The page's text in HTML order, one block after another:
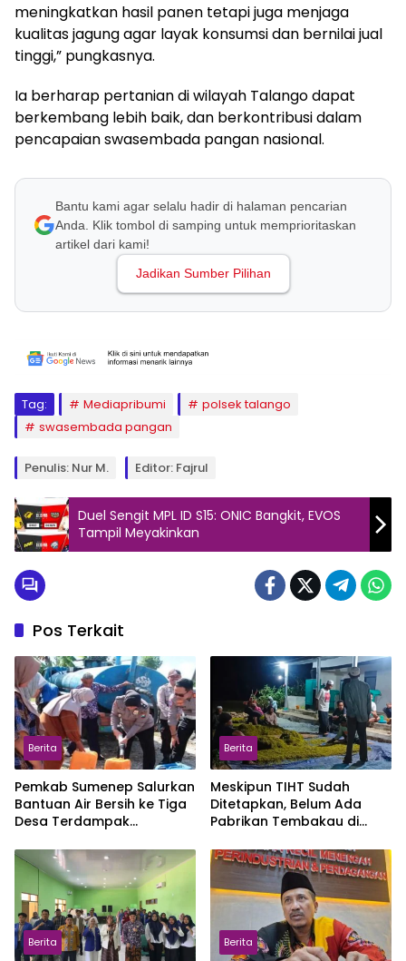
meningkatkan hasil panen tetapi juga menjaga
kualitas jagung agar layak konsumsi dan bernilai jual
tinggi,” pungkasnya.
Ia berharap pertanian di wilayah Talango dapat
berkembang lebih baik, dan berkontribusi dalam
pencapaian swasembada pangan nasional.
Bantu kami agar selalu hadir di halaman pencarian
Anda. Klik tombol di samping untuk memprioritaskan
artikel dari kami!
Jadikan Sumber Pilihan
Tag: Mediapribumi
polsek talango
swasembada pangan
Penulis: Nur M. Editor: Fajrul
Duel Sengit MPL ID S15: ONIC Bangkit, EVOS
Tampil Meyakinkan
Pos Terkait
Berita
Pemkab Sumenep Salurkan
Bantuan Air Bersih ke Tiga
Desa Terdampak
Berita
Meskipun TIHT Sudah
Ditetapkan, Belum Ada
Pabrikan Tembakau di
Mengajukan Izin Pembelian
Berita Berita